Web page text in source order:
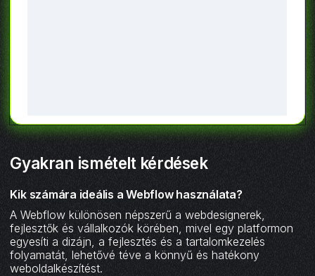
Gyakran ismételt kérdések
Kik számára ideális a Webflow használata?
A Webflow különösen népszerű a webdesignerek,
fejlesztők és vállalkozók körében, mivel egy platformon
egyesíti a dizájn, a fejlesztés és a tartalomkezelés
folyamatát, lehetővé téve a könnyű és hatékony
weboldalkészítést.